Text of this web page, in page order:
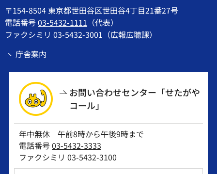
〒154-8504 東京都世田谷区世田谷4丁目21番27号
電話番号03-5432-1111 （代表）
ファクシミリ 03-5432-3001（広報広聴課）
庁舎案内
お問い合わせセンター「せたがや
コール」
年中無休 午前8時から午後9時まで
電話番号03-5432-3333
ファクシミリ 03-5432-3100